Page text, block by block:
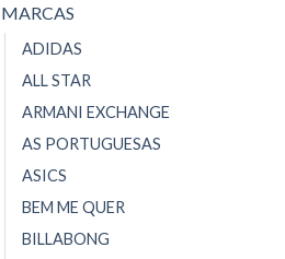
MARCAS
ADIDAS
ALL STAR
ARMANI EXCHANGE
AS PORTUGUESAS
ASICS
BEM ME QUER
BILLABONG